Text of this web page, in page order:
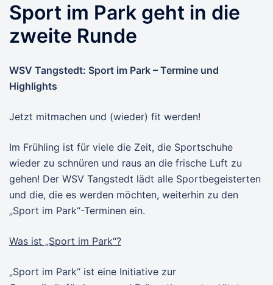
Sport im Park geht in die
zweite Runde
WSV Tangstedt: Sport im Park – Termine und
Highlights
Jetzt mitmachen und (wieder) fit werden!
Im Frühling ist für viele die Zeit, die Sportschuhe
wieder zu schnüren und raus an die frische Luft zu
gehen! Der WSV Tangstedt lädt alle Sportbegeisterten
und die, die es werden möchten, weiterhin zu den
„Sport im Park“-Terminen ein.
Was ist „Sport im Park“?
„Sport im Park“ ist eine Initiative zur